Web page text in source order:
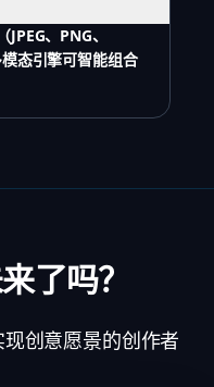
、PNG、
态引擎可智能组合
了吗？
创意愿景的创作者